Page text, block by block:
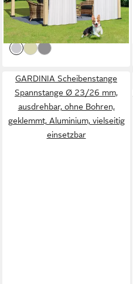
oben,Wasserdicht &
Winddicht
ab 28,99 € 39,99 €
-28%
lieferbar - in 3-4 Werktagen bei dir
GARDINIA Scheibenstange
Spannstange Ø 23/26 mm,
ausdrehbar, ohne Bohren,
geklemmt, Aluminium, vielseitig
einsetzbar